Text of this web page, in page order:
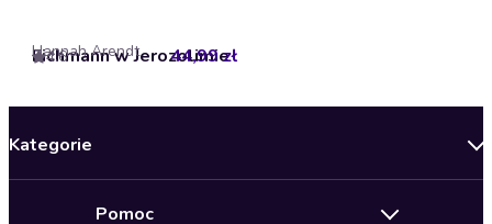
Eichmann w Jerozolimie
Hannah Arendt
4.6 44,99 zł
Kategorie
Pomoc